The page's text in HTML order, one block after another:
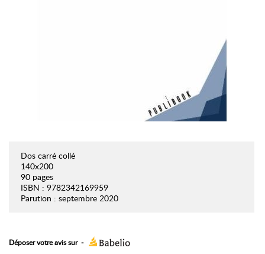
Dos carré collé
140x200
90 pages
ISBN : 9782342169959
Parution : septembre 2020
Déposer votre avis sur -